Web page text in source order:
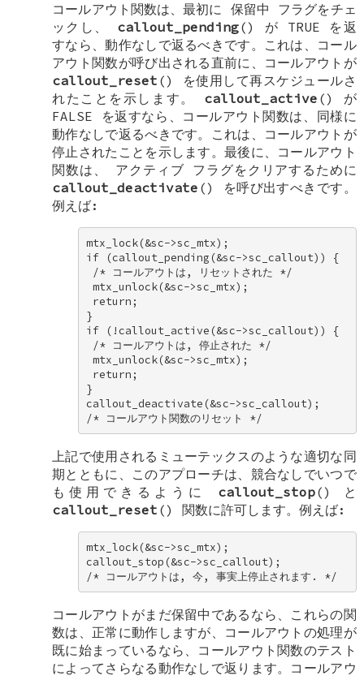
コールアウト関数は、最初に 保留中
フラグをチェ
ックし、 callout_pending() が TRUE を返
すなら、動作なしで返るべきです。これは、コール
アウト関数が呼び出される直前に、コールアウトが
callout_reset () を使用して再スケジュールさ
れたことを示します。 callout_active () が
FALSE を返すなら、コールアウト関数は、同様に
動作なしで返るべきです。これは、コールアウトが
停止されたことを示します。最後に、コールアウト
関数は、 アクティブ フラグをクリアするために
callout_deactivate () を呼び出すべきです。
例えば:
mtx_lock(&sc->sc_mtx);
if (callout_pending(&sc->sc_callout)) {
/* コールアウトは, リセットされた */
mtx_unlock(&sc->sc_mtx);
return;
}
if (!callout_active(&sc->sc_callout)) {
/* コールアウトは, 停止された */
mtx_unlock(&sc->sc_mtx);
return;
}
callout_deactivate(&sc->sc_callout);
/* コールアウト関数のリセット */
上記で使用されるミューテックスのような適切な同
期とともに、このアプローチは、競合なしでいつで
も使用できるように callout_stop() と
callout_reset () 関数に許可します。例えば:
mtx_lock(&sc->sc_mtx);
callout_stop(&sc->sc_callout);
/* コールアウトは, 今, 事実上停止されます. */
コールアウトがまだ保留中であるなら、これらの関
数は、正常に動作しますが、コールアウトの処理が
既に始まっているなら、コールアウト関数のテスト
によってさらなる動作なしで返ります。コールアウ